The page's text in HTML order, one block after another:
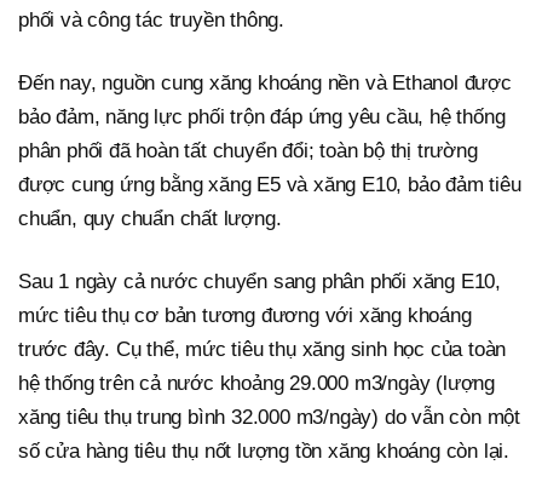
phối và công tác truyền thông.
Đến nay, nguồn cung xăng khoáng nền và Ethanol được
bảo đảm, năng lực phối trộn đáp ứng yêu cầu, hệ thống
phân phối đã hoàn tất chuyển đổi; toàn bộ thị trường
được cung ứng bằng xăng E5 và xăng E10, bảo đảm tiêu
chuẩn, quy chuẩn chất lượng.
Sau 1 ngày cả nước chuyển sang phân phối xăng E10,
mức tiêu thụ cơ bản tương đương với xăng khoáng
trước đây. Cụ thể, mức tiêu thụ xăng sinh học của toàn
hệ thống trên cả nước khoảng 29.000 m3/ngày (lượng
xăng tiêu thụ trung bình 32.000 m3/ngày) do vẫn còn một
số cửa hàng tiêu thụ nốt lượng tồn xăng khoáng còn lại.